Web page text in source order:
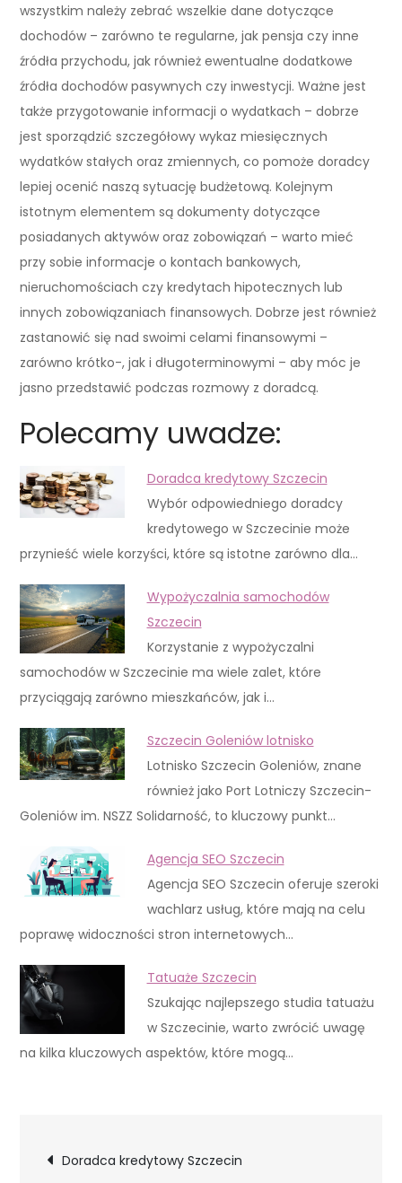
wszystkim należy zebrać wszelkie dane dotyczące
dochodów – zarówno te regularne, jak pensja czy inne
źródła przychodu, jak również ewentualne dodatkowe
źródła dochodów pasywnych czy inwestycji. Ważne jest
także przygotowanie informacji o wydatkach – dobrze
jest sporządzić szczegółowy wykaz miesięcznych
wydatków stałych oraz zmiennych, co pomoże doradcy
lepiej ocenić naszą sytuację budżetową. Kolejnym
istotnym elementem są dokumenty dotyczące
posiadanych aktywów oraz zobowiązań – warto mieć
przy sobie informacje o kontach bankowych,
nieruchomościach czy kredytach hipotecznych lub
innych zobowiązaniach finansowych. Dobrze jest również
zastanowić się nad swoimi celami finansowymi –
zarówno krótko-, jak i długoterminowymi – aby móc je
jasno przedstawić podczas rozmowy z doradcą.
Polecamy uwadze:
Doradca kredytowy Szczecin
Wybór odpowiedniego doradcy
kredytowego w Szczecinie może
przynieść wiele korzyści, które są istotne zarówno dla…
Wypożyczalnia samochodów
Szczecin
Korzystanie z wypożyczalni
samochodów w Szczecinie ma wiele zalet, które
przyciągają zarówno mieszkańców, jak i…
Szczecin Goleniów lotnisko
Lotnisko Szczecin Goleniów, znane
również jako Port Lotniczy Szczecin-
Goleniów im. NSZZ Solidarność, to kluczowy punkt…
Agencja SEO Szczecin
Agencja SEO Szczecin oferuje szeroki
wachlarz usług, które mają na celu
poprawę widoczności stron internetowych…
Tatuaże Szczecin
Szukając najlepszego studia tatuażu
w Szczecinie, warto zwrócić uwagę
na kilka kluczowych aspektów, które mogą…
Nawigacja
Doradca kredytowy Szczecin